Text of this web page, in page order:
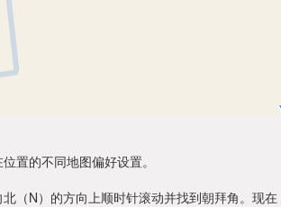
置的不同地图偏好设置。
N）的方向上顺时针滚动并找到朝拜角。现在